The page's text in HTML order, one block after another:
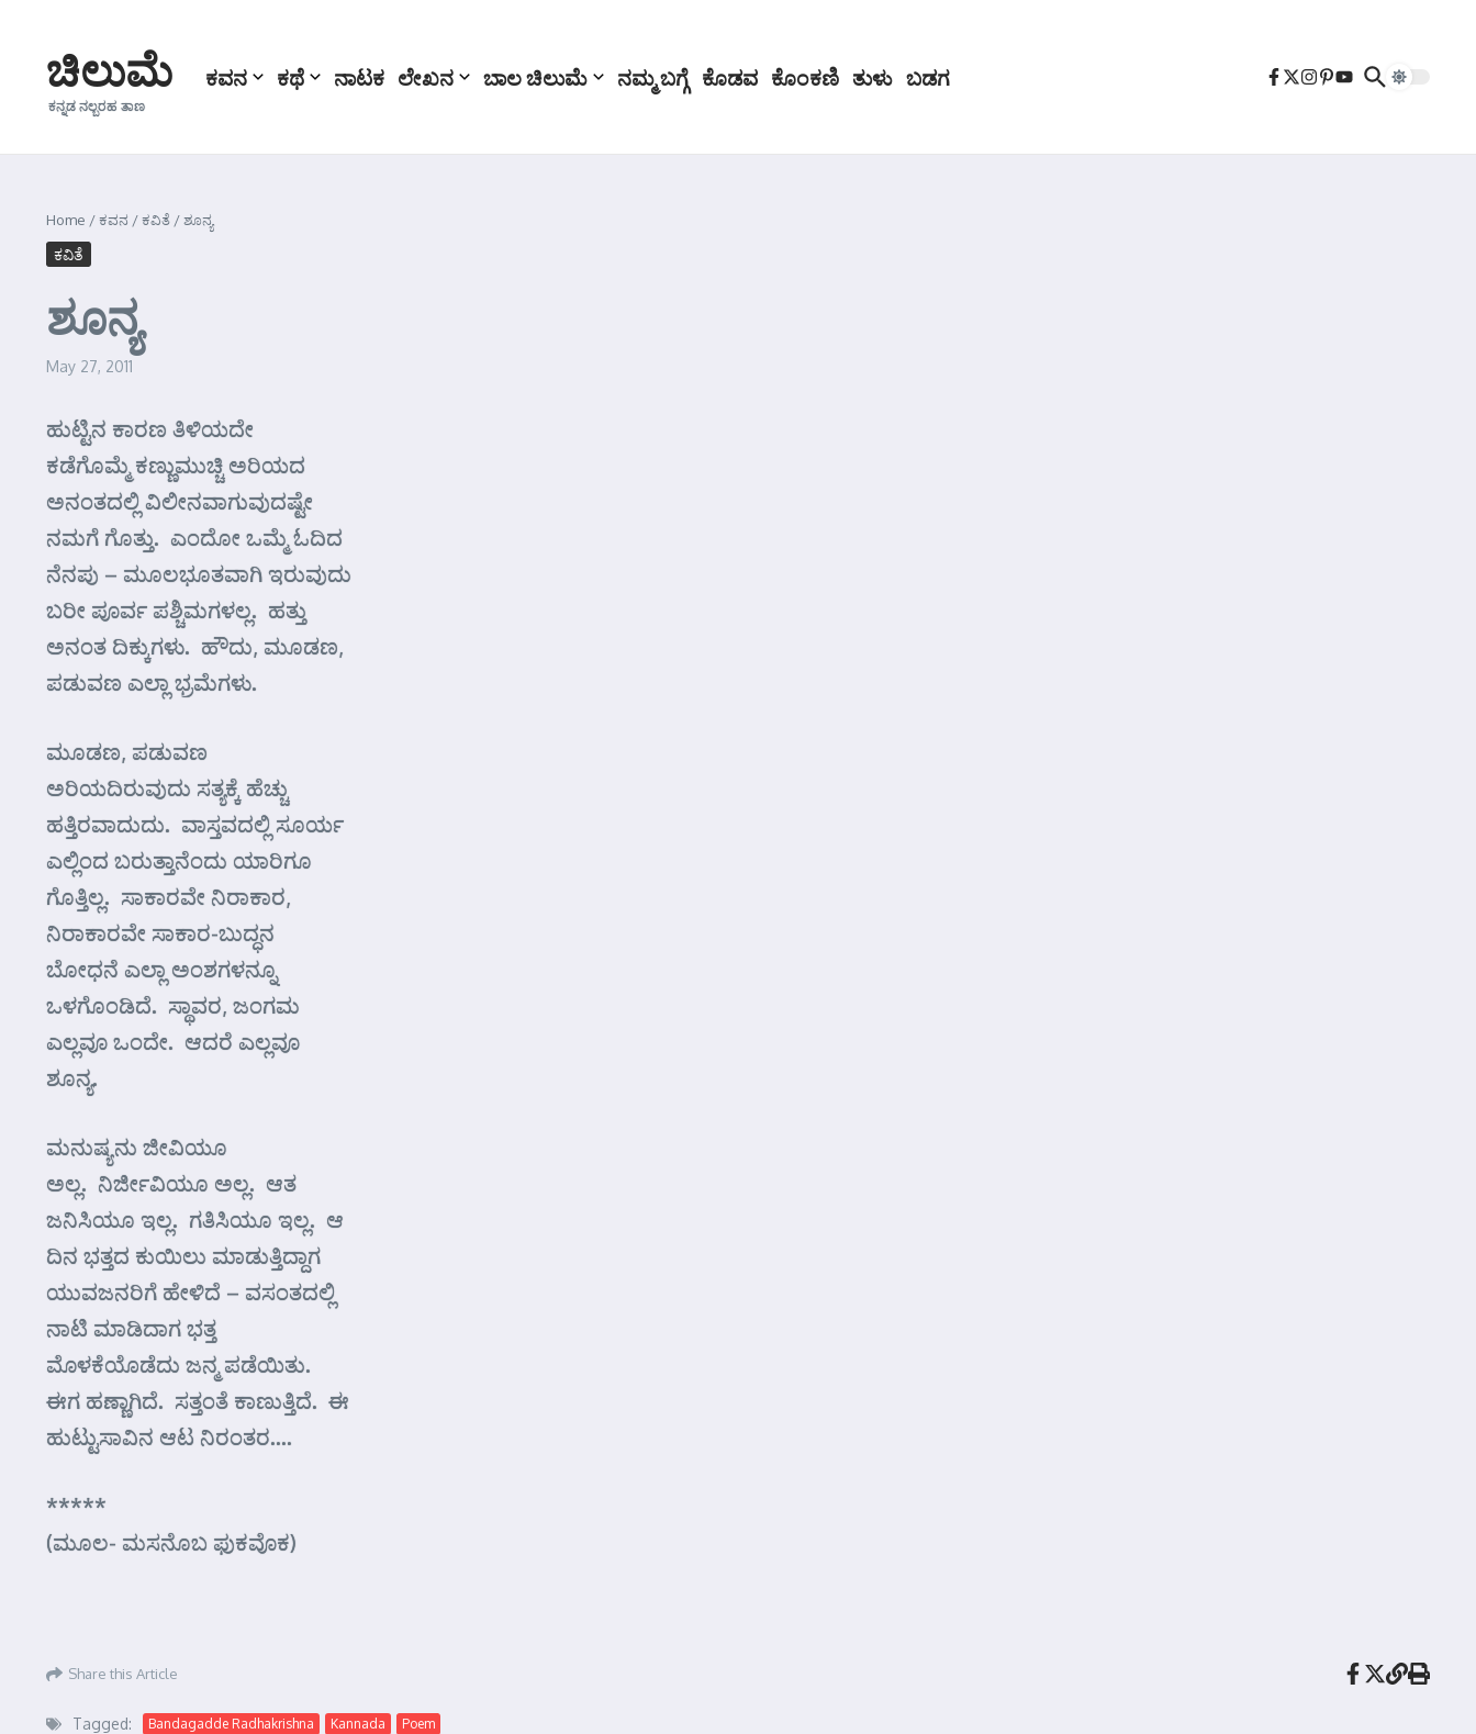
ಚಿಲುಮೆ
ಕನ್ನಡ ನಲ್ಬರಹ ತಾಣ
ಕವನ ಕಥೆ ನಾಟಕ ಲೇಖನ ಬಾಲ ಚಿಲುಮೆ ನಮ್ಮ ಬಗ್ಗೆ ಕೊಡವ ಕೊಂಕಣಿ ತುಳು ಬಡಗ
Home /ಕವನ /ಕವಿತೆ /ಶೂನ್ಯ
ಕವಿತೆ
ಶೂನ್ಯ
May 27, 2011
ಹುಟ್ಟಿನ ಕಾರಣ ತಿಳಿಯದೇ
ಕಡೆಗೊಮ್ಮೆ ಕಣ್ಣುಮುಚ್ಚಿ ಅರಿಯದ
ಅನಂತದಲ್ಲಿ ವಿಲೀನವಾಗುವುದಷ್ಟೇ
ನಮಗೆ ಗೊತ್ತು. ಎಂದೋ ಒಮ್ಮೆ ಓದಿದ
ನೆನಪು – ಮೂಲಭೂತವಾಗಿ ಇರುವುದು
ಬರೀ ಪೂರ್ವ ಪಶ್ಚಿಮಗಳಲ್ಲ. ಹತ್ತು
ಅನಂತ ದಿಕ್ಕುಗಳು. ಹೌದು, ಮೂಡಣ,
ಪಡುವಣ ಎಲ್ಲಾ ಭ್ರಮೆಗಳು.
ಮೂಡಣ, ಪಡುವಣ
ಅರಿಯದಿರುವುದು ಸತ್ಯಕ್ಕೆ ಹೆಚ್ಚು
ಹತ್ತಿರವಾದುದು. ವಾಸ್ತವದಲ್ಲಿ ಸೂರ್ಯ
ಎಲ್ಲಿಂದ ಬರುತ್ತಾನೆಂದು ಯಾರಿಗೂ
ಗೊತ್ತಿಲ್ಲ. ಸಾಕಾರವೇ ನಿರಾಕಾರ,
ನಿರಾಕಾರವೇ ಸಾಕಾರ-ಬುದ್ಧನ
ಬೋಧನೆ ಎಲ್ಲಾ ಅಂಶಗಳನ್ನೂ
ಒಳಗೊಂಡಿದೆ. ಸ್ಥಾವರ, ಜಂಗಮ
ಎಲ್ಲವೂ ಒಂದೇ. ಆದರೆ ಎಲ್ಲವೂ
ಶೂನ್ಯ.
ಮನುಷ್ಯನು ಜೀವಿಯೂ
ಅಲ್ಲ. ನಿರ್ಜೀವಿಯೂ ಅಲ್ಲ. ಆತ
ಜನಿಸಿಯೂ ಇಲ್ಲ. ಗತಿಸಿಯೂ ಇಲ್ಲ. ಆ
ದಿನ ಭತ್ತದ ಕುಯಿಲು ಮಾಡುತ್ತಿದ್ದಾಗ
ಯುವಜನರಿಗೆ ಹೇಳಿದೆ – ವಸಂತದಲ್ಲಿ
ನಾಟಿ ಮಾಡಿದಾಗ ಭತ್ತ
ಮೊಳಕೆಯೊಡೆದು ಜನ್ಮ ಪಡೆಯಿತು.
ಈಗ ಹಣ್ಣಾಗಿದೆ. ಸತ್ತಂತೆ ಕಾಣುತ್ತಿದೆ. ಈ
ಹುಟ್ಟುಸಾವಿನ ಆಟ ನಿರಂತರ….
*****
(ಮೂಲ- ಮಸನೊಬ ಫುಕವೊಕ)
Share this Article
Tagged: Bandagadde Radhakrishna Kannada Poem